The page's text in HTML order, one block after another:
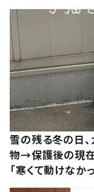
雪の残る冬の日
物→保護後の現在
「寒くて動けなか